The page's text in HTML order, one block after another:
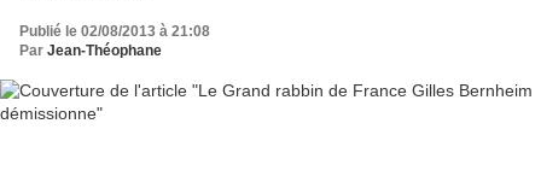
Publié le 02/08/2013 à 21:08
Par Jean-Théophane